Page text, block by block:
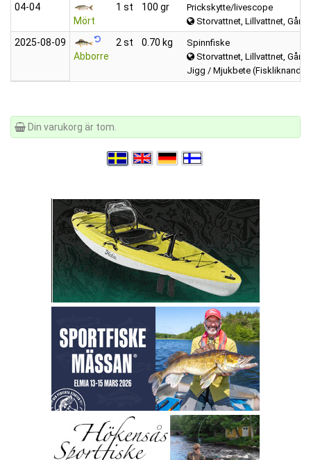
04‑04
Mört
1 st 100 gr
Prickskytte/livescope
Storvattnet, Lillvattnet,
2025‑08‑09
Abborre
2 st 0.70 kg
Spinnfiske
Storvattnet, Lillvattnet,
Jigg / Mjukbete (Fiskliknande)
Din varukorg är tom.